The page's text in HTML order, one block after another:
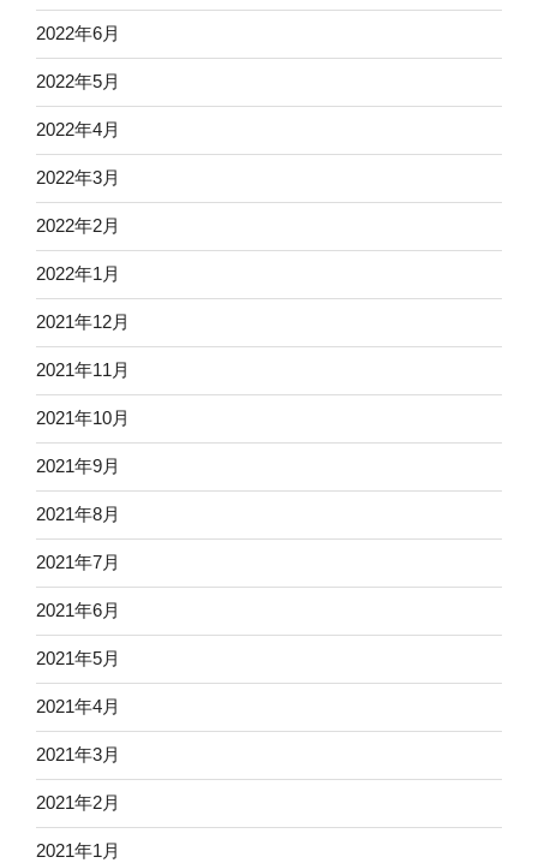
2022年6月
2022年5月
2022年4月
2022年3月
2022年2月
2022年1月
2021年12月
2021年11月
2021年10月
2021年9月
2021年8月
2021年7月
2021年6月
2021年5月
2021年4月
2021年3月
2021年2月
2021年1月